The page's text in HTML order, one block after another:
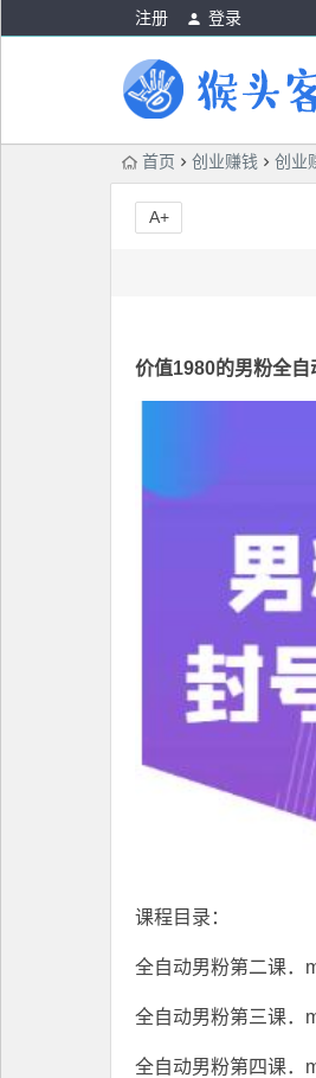
注册 登录
首页 创业赚钱 创业
价值1980的男粉全自
课程目录：
全自动男粉第二课．
全自动男粉第三课．
全自动男粉第四课．
A+